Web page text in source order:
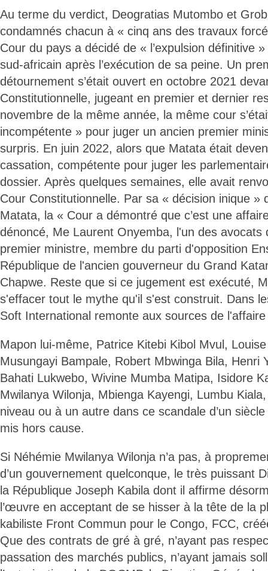
Au terme du verdict, Deogratias Mutombo et
condamnés chacun à « cinq ans des travaux
Cour du pays a décidé de « l’expulsion définitive
sud-africain après l’exécution de sa peine. Un
détournement s’était ouvert en octobre 2021
Constitutionnelle, jugeant en premier et dernier
novembre de la même année, la même cour
incompétente » pour juger un ancien premier
surpris. En juin 2022, alors que Matata était
cassation, compétente pour juger les
dossier. Après quelques semaines, elle avait
Cour Constitutionnelle. Par sa « décision inique »
Matata, la « Cour a démontré que c’est une
dénoncé, Me Laurent Onyemba, l'un des avocats
premier ministre, membre du parti d'opposition
République de l'ancien gouverneur du Grand
Chapwe. Reste que si ce jugement est exécuté,
s'effacer tout le mythe qu'il s'est construit. Dans
Soft International remonte aux sources de
Mapon lui-même, Patrice Kitebi Kibol Mvul,
Musungayi Bampale, Robert Mbwinga Bila, Henri
Bahati Lukwebo, Wivine Mumba Matipa, Isidore
Mwilanya Wilonja, Mbienga Kayengi, Lumbu
niveau ou à un autre dans ce scandale d’un
mis hors cause.
Si Néhémie Mwilanya Wilonja n’a pas, à
d’un gouvernement quelconque, le très puissant
la République Joseph Kabila dont il affirme
l’œuvre en acceptant de se hisser à la tête de la
kabiliste Front Commun pour le Congo, FCC,
Que des contrats de gré à gré, n’ayant pas
passation des marchés publics, n’ayant jamais